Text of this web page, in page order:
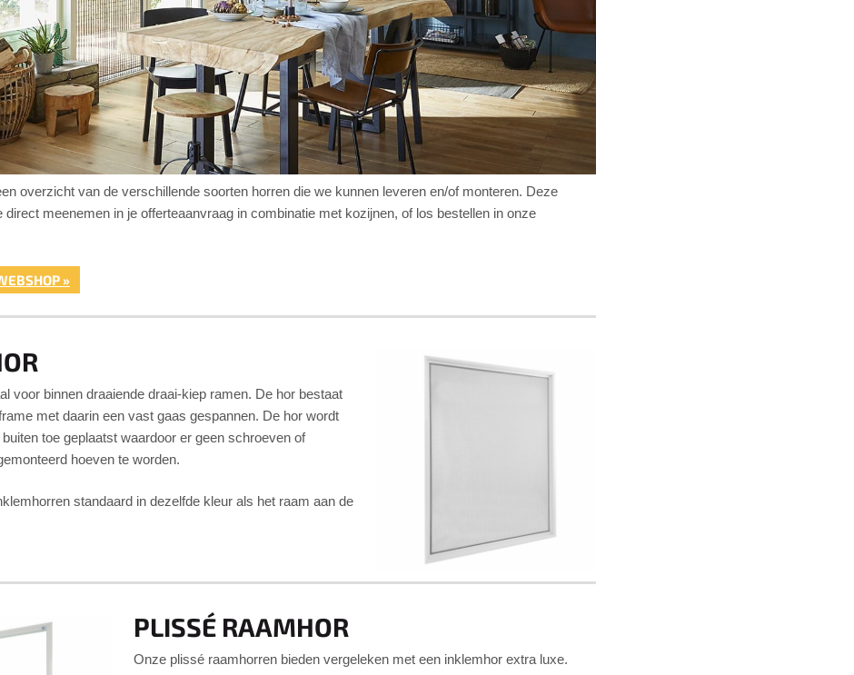
overzicht van de verschillende soorten horren die we kunnen leveren en/of monteren. Deze
meenemen in je offerteaanvraag in combinatie met kozijnen, of los bestellen in onze
»
voor binnen draaiende draai-kiep ramen. De hor bestaat
met daarin een vast gaas gespannen. De hor wordt
toe geplaatst waardoor er geen schroeven of
hoeven te worden.
standaard in dezelfde kleur als het raam aan de
PLISSÉ RAAMHOR
Onze plissé raamhorren bieden vergeleken met een inklemhor extra luxe.